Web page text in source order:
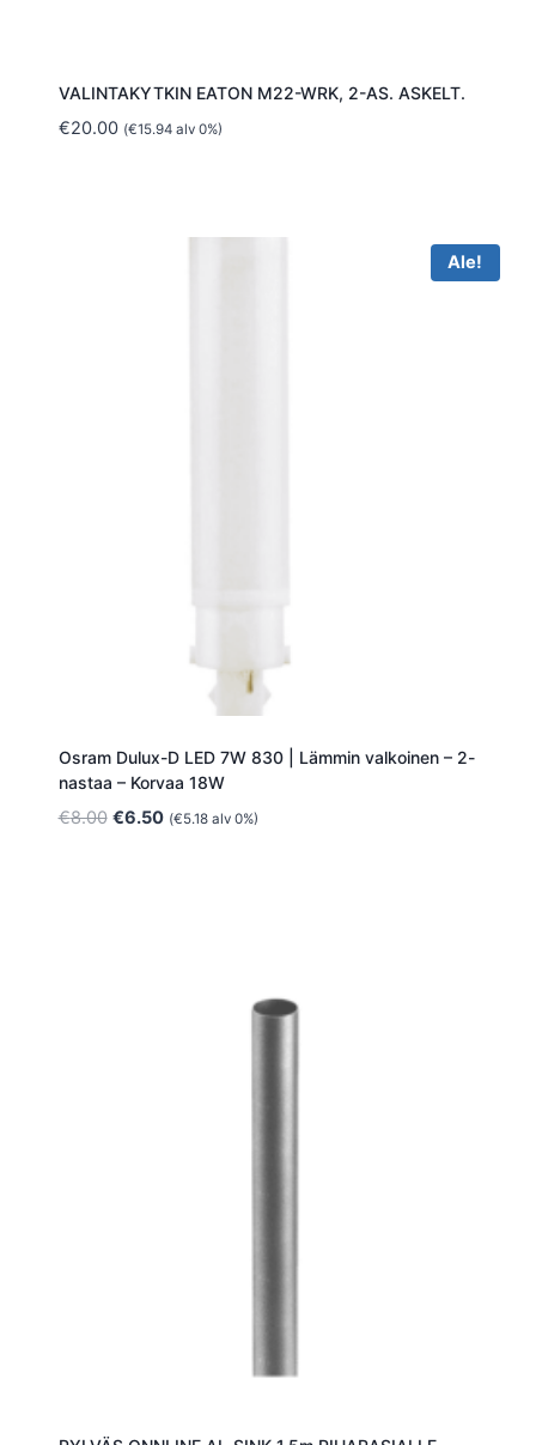
VALINTAKYTKIN EATON M22-WRK, 2-AS. ASKELT.
€20.00 (€15.94alv 0%)
Ale!
Osram Dulux-D LED 7W 830 | Lämmin valkoinen – 2-
nastaa – Korvaa 18W
€8.00 Alkuperäinen
€6.50Nykyinen
(€5.18alv 0%)